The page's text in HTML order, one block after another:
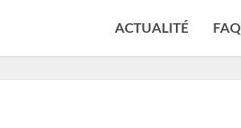
ACTUALITÉ FAQ